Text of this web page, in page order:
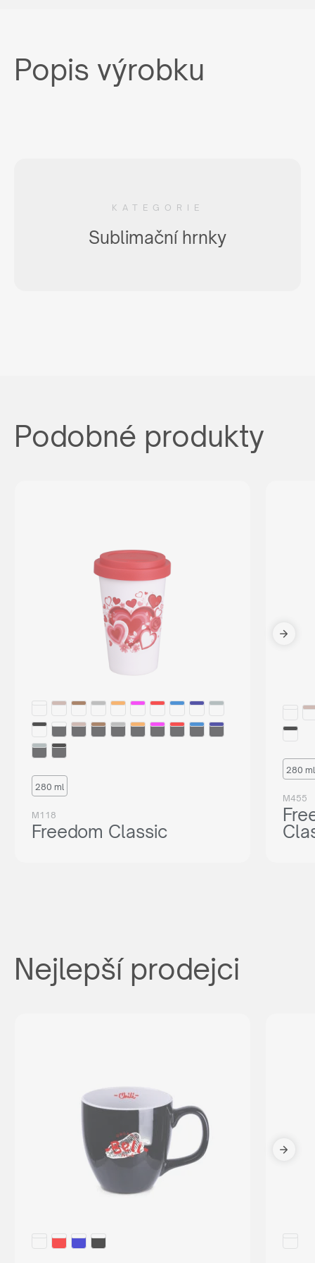
Popis výrobku
KATEGORIE
Sublimační hrnky
Podobné produkty
280 ml
M118
Freedom Classic
280 ml
M455
Nejlepší prodejci